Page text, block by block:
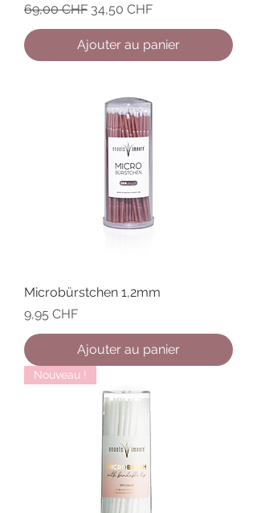
Prix original
69,00 CHF Prix promotionnel
34,50 CHF
Ajouter au panier
Microbürstchen 1,2mm
Prix
9,95 CHF
Ajouter au panier
Nouveau !